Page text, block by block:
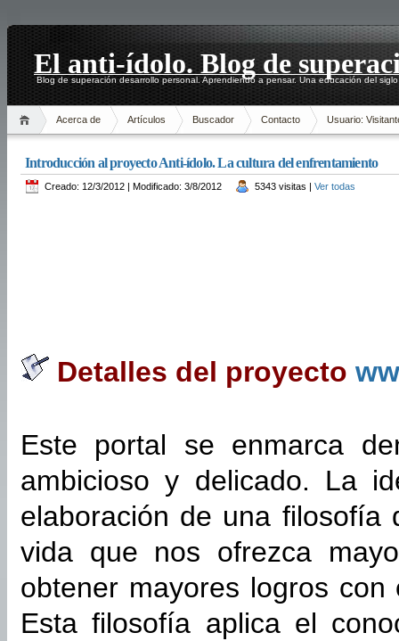
El anti-ídolo. Blog de
Blog de superación desarrollo personal. Aprendiendo a pensar. Una educación del
Acerca de Artículos Buscador Contacto Usuario:
Introducción al proyecto Anti-ídolo. La cultura del enfrentamiento
Creado: 12/3/2012 | Modificado: 3/8/2012 5343 visitas | Ver todas
Detalles del proyecto
Este portal se enmarca
ambicioso y delicado. La
elaboración de una
vida que nos ofrezca
obtener mayores logros
Esta filosofía aplica el